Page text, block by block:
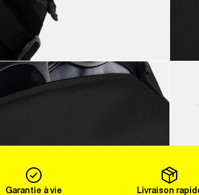
Voir plus
Garantie à vie Livraison